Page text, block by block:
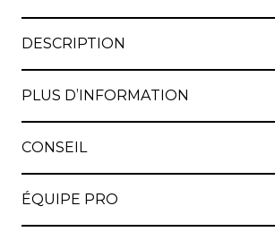
DESCRIPTION
PLUS D’INFORMATION
CONSEIL
ÉQUIPE PRO